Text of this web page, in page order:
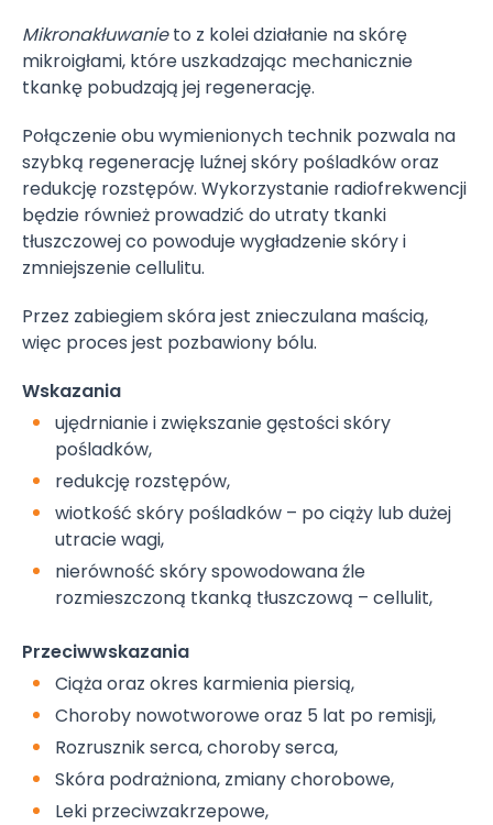
Mikronakłuwanieto z kolei działanie na skórę
mikroigłami, które uszkadzając mechanicznie
tkankę pobudzają jej regenerację.
Połączenie obu wymienionych technik pozwala na
szybką regenerację luźnej skóry pośladków oraz
redukcję rozstępów. Wykorzystanie radiofrekwencji
będzie również prowadzić do utraty tkanki
tłuszczowej co powoduje wygładzenie skóry i
zmniejszenie cellulitu.
Przez zabiegiem skóra jest znieczulana maścią,
więc proces jest pozbawiony bólu.
Wskazania
ujędrnianie i zwiększanie gęstości skóry
pośladków,
redukcję rozstępów,
wiotkość skóry pośladków – po ciąży lub dużej
utracie wagi,
nierówność skóry spowodowana źle
rozmieszczoną tkanką tłuszczową – cellulit,
Przeciwwskazania
Ciąża oraz okres karmienia piersią,
Choroby nowotworowe oraz 5 lat po remisji,
Rozrusznik serca, choroby serca,
Skóra podrażniona, zmiany chorobowe,
Leki przeciwzakrzepowe,